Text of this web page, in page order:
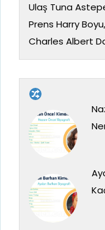
Ulaş Tuna
Prens Harry
Charles Albert